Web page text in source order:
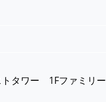
トタワー 1Fファミリー